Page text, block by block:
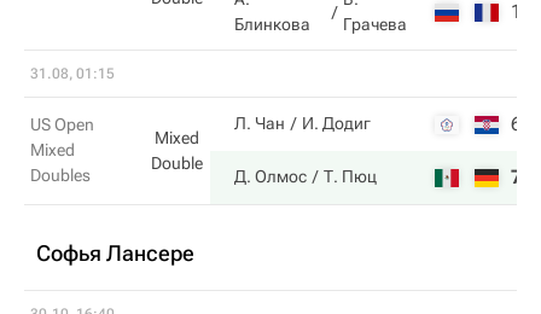
Блинкова
Грачева
1
31.08, 01:15
US Open
Mixed
Doubles
Mixed
Double
Л. Чан И. Додиг 6
Д. Олмос Т. Пюц 7
Софья Лансере